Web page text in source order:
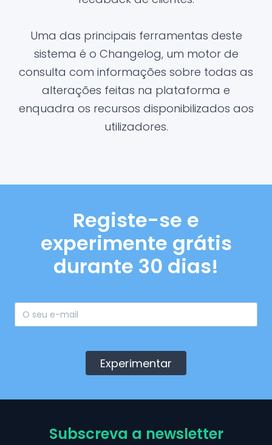
Uma das principais ferramentas deste
sistema é o Changelog, um motor de
consulta com informações sobre todas as
alterações feitas na plataforma e
enquadra os recursos disponibilizados aos
utilizadores.
Registe-se e
experimente grátis
durante 30 dias!
Experimentar
Subscreva a newsletter